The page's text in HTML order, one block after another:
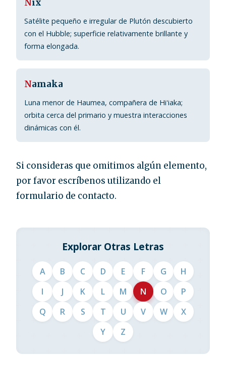
Nix
Satélite pequeño e irregular de Plutón descubierto
con el Hubble; superficie relativamente brillante y
forma elongada.
Namaka
Luna menor de Haumea, compañera de Hiʻiaka;
orbita cerca del primario y muestra interacciones
dinámicas con él.
Si consideras que omitimos algún elemento,
por favor escríbenos utilizando el
formulario de contacto.
Explorar Otras Letras
A B C D E F G
H
I
J K L M N O
P
Q
R S T U V W
X
Y
Z